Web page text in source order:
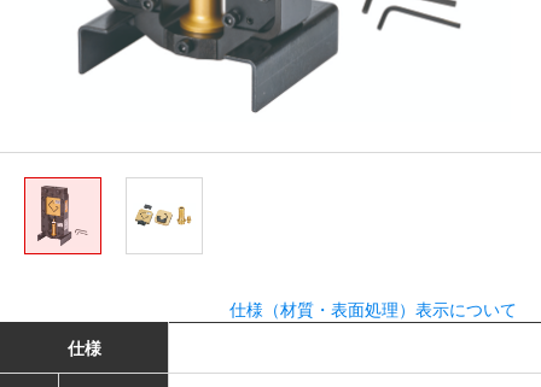
仕様（材質・表面処理）表示について
仕様